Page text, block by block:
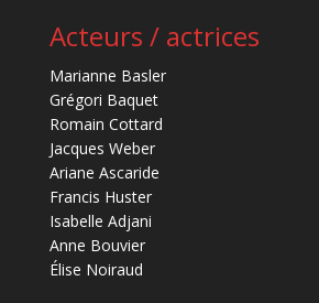
Acteurs / actrices
Marianne Basler
Grégori Baquet
Romain Cottard
Jacques Weber
Ariane Ascaride
Francis Huster
Isabelle Adjani
Anne Bouvier
Élise Noiraud